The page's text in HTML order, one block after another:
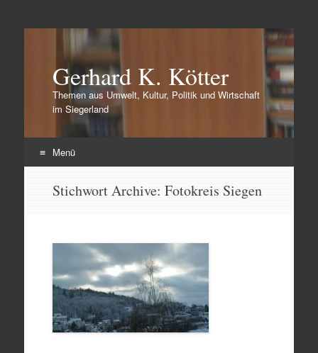
Gerhard K. Kötter
Themen aus Umwelt, Kultur, Politik und Wirtschaft
im Siegerland
Menü
Stichwort Archive: Fotokreis Siegen